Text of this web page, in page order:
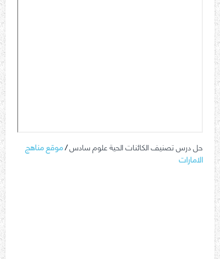
حل درس تصنيف الكائنات الحية علوم سادس/موقع مناهج
الامارات